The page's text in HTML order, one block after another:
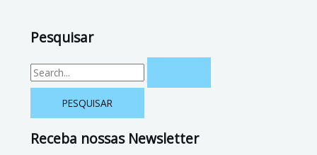
Pesquisar
Receba nossas Newsletter